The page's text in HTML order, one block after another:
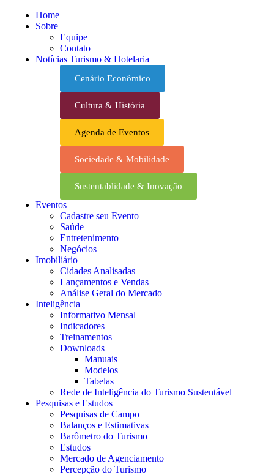
Home
Sobre
Equipe
Contato
Notícias Turismo & Hotelaria
Cenário Econômico
Cultura & História
Agenda de Eventos
Sociedade & Mobilidade
Sustentablidade & Inovação
Eventos
Cadastre seu Evento
Saúde
Entretenimento
Negócios
Imobiliário
Cidades Analisadas
Lançamentos e Vendas
Análise Geral do Mercado
Inteligência
Informativo Mensal​
Indicadores
Treinamentos
Downloads
Manuais
Modelos
Tabelas
Rede de Inteligência do Turismo Sustentável
Pesquisas e Estudos
Pesquisas de Campo
Balanços e Estimativas
Barômetro do Turismo
Estudos
Mercado de Agenciamento
Percepção do Turismo